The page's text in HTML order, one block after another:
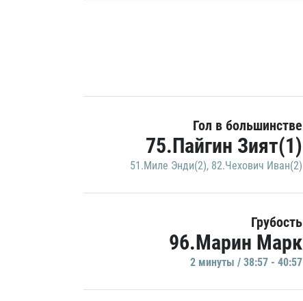
Гол в большинстве
75.Пайгин Зият(1)
51.Миле Энди(2), 82.Чехович Иван(2)
Грубость
96.Марин Марк
2 минуты / 38:57 - 40:57